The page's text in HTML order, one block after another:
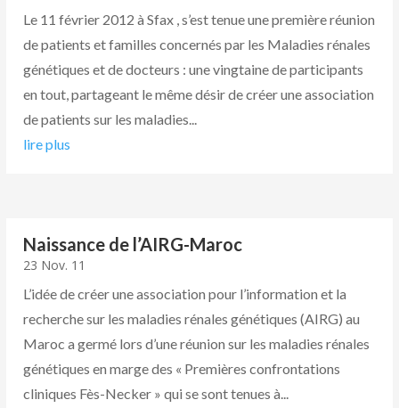
Le 11 février 2012 à Sfax , s’est tenue une première réunion
de patients et familles concernés par les Maladies rénales
génétiques et de docteurs : une vingtaine de participants
en tout, partageant le même désir de créer une association
de patients sur les maladies...
lire plus
Naissance de l’AIRG-Maroc
23 Nov. 11
L’idée de créer une association pour l’information et la
recherche sur les maladies rénales génétiques (AIRG) au
Maroc a germé lors d’une réunion sur les maladies rénales
génétiques en marge des « Premières confrontations
cliniques Fès-Necker » qui se sont tenues à...